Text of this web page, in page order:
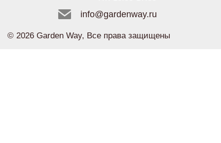
info@gardenway.ru
© 2026 Garden Way, Все права защищены